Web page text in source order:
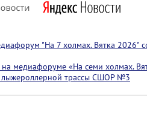
"На 7 холмах. Вятка 2026"
медиафоруме «На семи холмах.
лыжероллерной трассы СШОР №3